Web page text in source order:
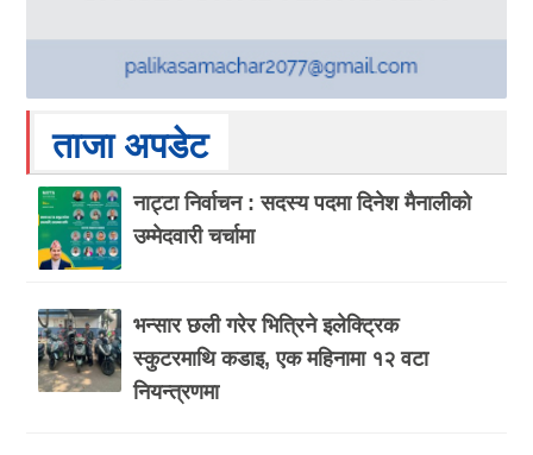
ताजा अपडेट
नाट्टा निर्वाचन : सदस्य पदमा दिनेश मैनालीको
उम्मेदवारी चर्चामा
भन्सार छली गरेर भित्रिने इलेक्ट्रिक
स्कुटरमाथि कडाइ, एक महिनामा १२ वटा
नियन्त्रणमा